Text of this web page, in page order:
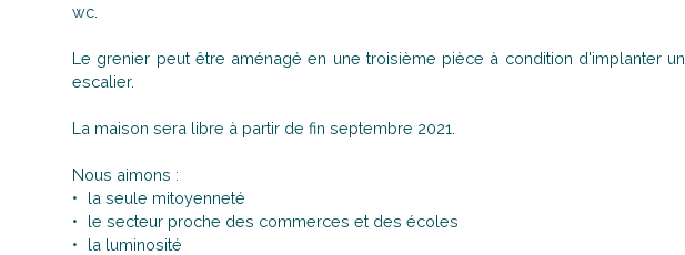
wc.
Le grenier peut être aménagé en une troisième pièce à condition d'implanter un
escalier.
La maison sera libre à partir de fin septembre 2021.
Nous aimons :
la seule mitoyenneté
le secteur proche des commerces et des écoles
la luminosité